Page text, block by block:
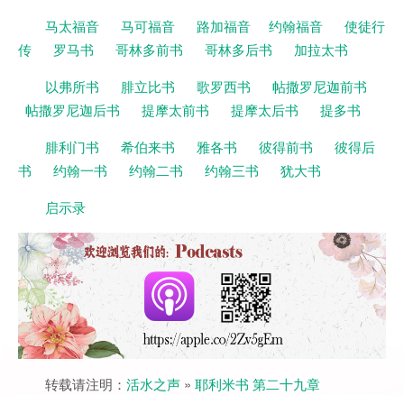
马太福音 马可福音 路加福音 约翰福音
使徒行
传
罗马书 哥林多前书 哥林多后书
加拉太书
以弗所书
腓立比书 歌罗西书
帖撒罗尼迦前书
帖撒罗尼迦后书
提摩太前书 提摩太后书
提多书
腓利门书
希伯来书 雅各书 彼得前书
彼得后
书
约翰一书 约翰二书 约翰三书
犹大书
启示录
转载请注明： 活水之声 » 耶利米书 第二十九章